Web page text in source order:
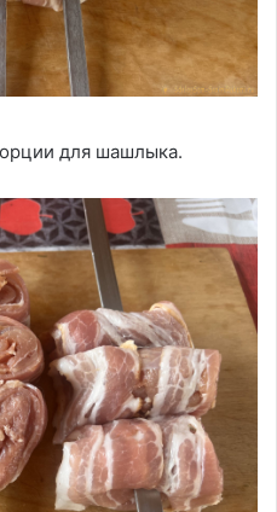
для шашлыка.